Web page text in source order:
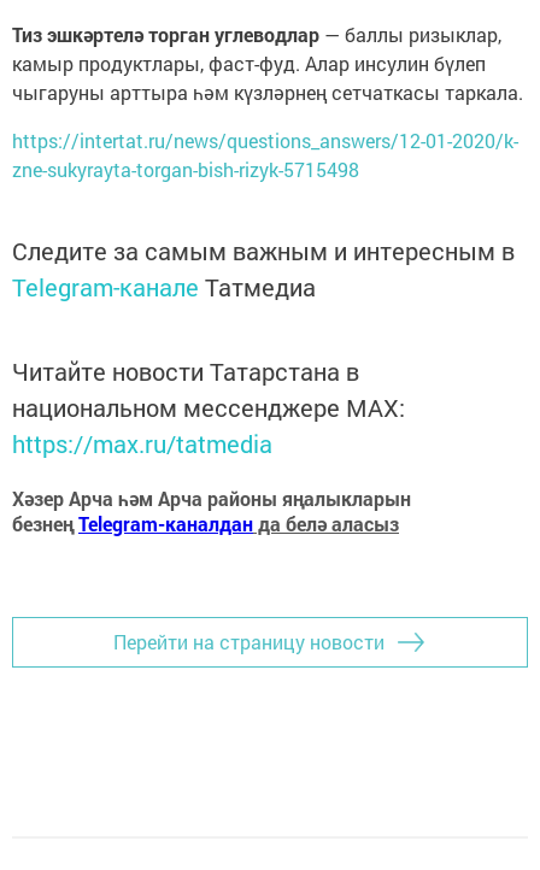
Тиз эшкәртелә торган углеводлар — баллы ризыклар,
камыр продуктлары, фаст-фуд. Алар инсулин бүлеп
чыгаруны арттыра һәм күзләрнең сетчаткасы таркала.
https://intertat.ru/news/questions_answers/12-01-2020/k-
zne-sukyrayta-torgan-bish-rizyk-5715498
Следите за самым важным и интересным в
Telegram-канале Татмедиа
Читайте новости Татарстана в
национальном мессенджере MАХ:
https://max.ru/tatmedia
Хәзер Арча һәм Арча районы яңалыкларын
безнеңTelegram-каналданда белә аласыз
Перейти на страницу новости